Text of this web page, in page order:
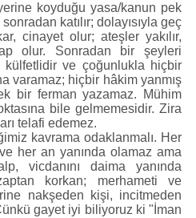
koyduğu yasa/kanun pek
katılır; dolayısıyla geç
cinayet olur; ateşler yakılır,
olur. Sonradan bir şeyleri
külfetlidir ve çoğunlukla hiçbir
varamaz; hiçbir hâkim yanmış
bir ferman yazamaz. Mühim
bile gelmemesidir. Zira
telafi edemez.
kavrama odaklanmalı. Her
her an yanında olamaz ama
vicdanını daima yanında
korkan; merhameti ve
nakşeden kişi, incitmeden
gayet iyi biliyoruz ki "İman